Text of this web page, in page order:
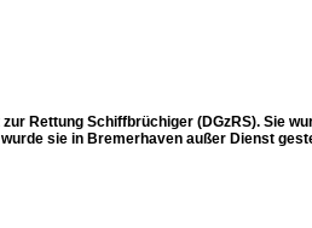
Rettung Schiffbrüchiger (DGzRS). Sie
sie in Bremerhaven außer Dienst